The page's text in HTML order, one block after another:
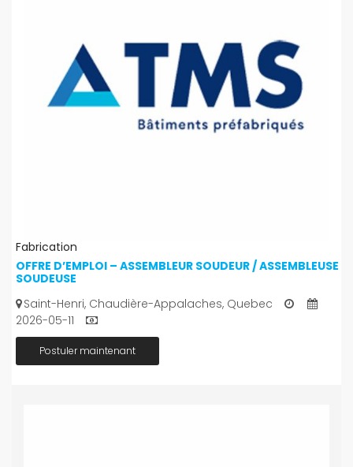
Fabrication
OFFRE D’EMPLOI – ASSEMBLEUR SOUDEUR / ASSEMBLEUSE
SOUDEUSE
Saint-Henri, Chaudière-Appalaches, Quebec
2026-05-11
Postuler maintenant